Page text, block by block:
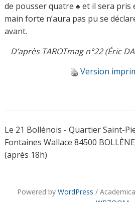
de pousser quatre ♠ et il sera pris
main forte n’aura pas pu se
avant.
D’après TAROTmag n°22 (Éric
Version
Le 21 Bollénois - Quartier Saint-
Fontaines Wallace 84500
(après 18h)
Powered by WordPress /